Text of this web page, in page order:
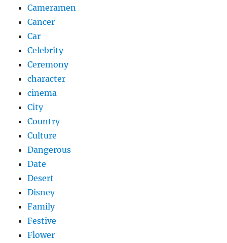
Cameramen
Cancer
Car
Celebrity
Ceremony
character
cinema
City
Country
Culture
Dangerous
Date
Desert
Disney
Family
Festive
Flower